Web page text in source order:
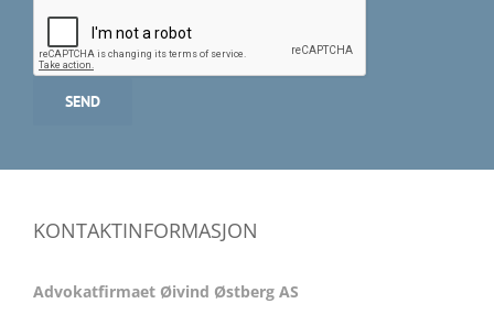
KONTAKTINFORMASJON
Advokatfirmaet Øivind Østberg AS